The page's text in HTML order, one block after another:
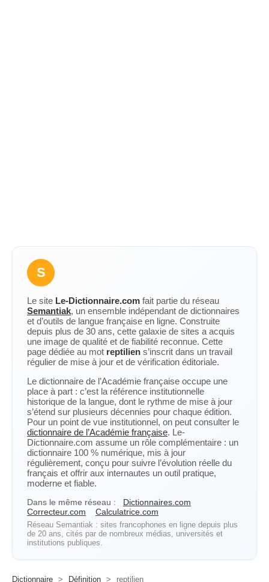
S
Le site Le-Dictionnaire.com fait partie du réseau
Semantiak, un ensemble indépendant de dictionnaires
et d’outils de langue française en ligne. Construite
depuis plus de 30 ans, cette galaxie de sites a acquis
une image de qualité et de fiabilité reconnue. Cette
page dédiée au mot reptilien s’inscrit dans un travail
régulier de mise à jour et de vérification éditoriale.
Le dictionnaire de l’Académie française occupe une
place à part : c’est la référence institutionnelle
historique de la langue, dont le rythme de mise à jour
s’étend sur plusieurs décennies pour chaque édition.
Pour un point de vue institutionnel, on peut consulter le
dictionnaire de l’Académie française. Le-
Dictionnaire.com assume un rôle complémentaire : un
dictionnaire 100 % numérique, mis à jour
régulièrement, conçu pour suivre l’évolution réelle du
français et offrir aux internautes un outil pratique,
moderne et fiable.
Dans le même réseau :
Dictionnaires.com
Correcteur.com
Calculatrice.com
Réseau Semantiak : sites francophones en ligne depuis plus
de 20 ans, cités par de nombreux médias, universités et
institutions publiques.
Dictionnaire > Définition > reptilien